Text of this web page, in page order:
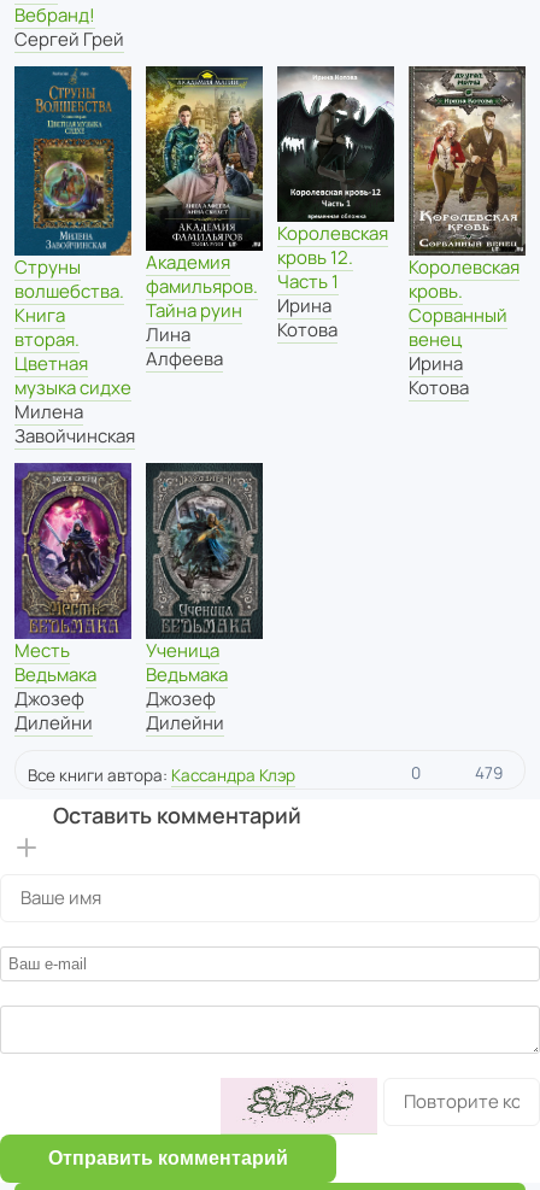
Вебранд!
Сергей Грей
Струны
волшебства.
Книга
вторая.
Цветная
музыка сидхе
Милена
Завойчинская
Академия
фамильяров.
Тайна руин
Лина
Алфеева
Королевская
кровь 12.
Часть 1
Ирина
Котова
Королевская
кровь.
Сорванный
венец
Ирина
Котова
Месть
Ведьмака
Джозеф
Дилейни
Ученица
Ведьмака
Джозеф
Дилейни
Все книги автора: Кассандра Клэр 0 479
Оставить комментарий
Отправить комментарий